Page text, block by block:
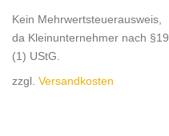
Kein Mehrwertsteuerausweis,
da Kleinunternehmer nach §19
(1) UStG.
zzgl. Versandkosten